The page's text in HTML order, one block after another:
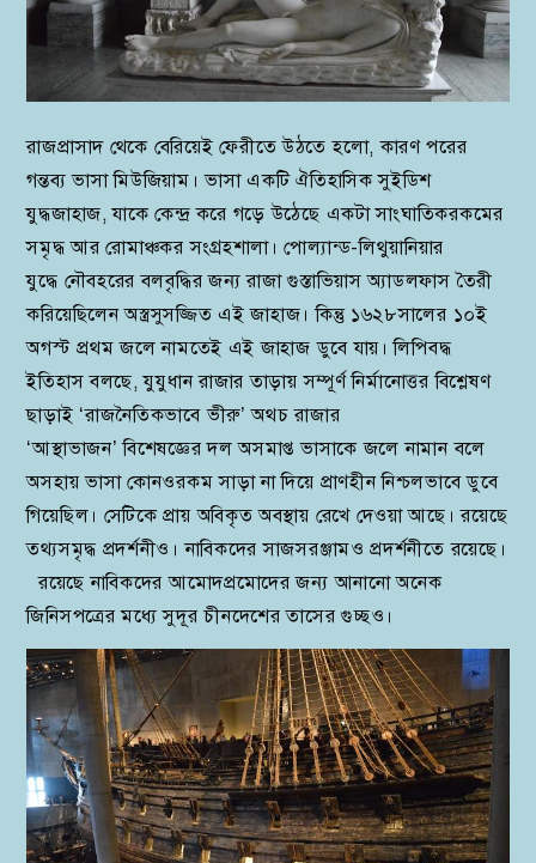
রাজপ্রাসাদ থেকে বেরিয়েই ফেরীতে উঠতে হলো, কারণ পরের
গন্তব্য ভাসা মিউজিয়াম। ভাসা একটি ঐতিহাসিক সুইডিশ
যুদ্ধজাহাজ, যাকে কেন্দ্র করে গড়ে উঠেছে একটা সাংঘাতিকরকমের
সমৃদ্ধ আর রোমাঞ্চকর সংগ্রহশালা। পোল্যান্ড-লিথুয়ানিয়ার
যুদ্ধে নৌবহরের বলবৃদ্ধির জন্য রাজা গুস্তাভিয়াস অ্যাডলফাস তৈরী
করিয়েছিলেন অস্ত্রসুসজ্জিত এই জাহাজ। কিন্তু ১৬২৮সালের ১০ই
অগস্ট প্রথম জলে নামতেই এই জাহাজ ডুবে যায়। লিপিবদ্ধ
ইতিহাস বলছে, যুযুধান রাজার তাড়ায় সম্পূর্ণ নির্মানোত্তর বিশ্লেষণ
ছাড়াই ‘রাজনৈতিকভাবে ভীরু’ অথচ রাজার
‘আস্থাভাজন’ বিশেষজ্ঞের দল অসমাপ্ত ভাসাকে জলে নামান বলে
অসহায় ভাসা কোনওরকম সাড়া না দিয়ে প্রাণহীন নিশ্চলভাবে ডুবে
গিয়েছিল। সেটিকে প্রায় অবিকৃত অবস্থায় রেখে দেওয়া আছে। রয়েছে
তথ্যসমৃদ্ধ প্রদর্শনীও। নাবিকদের সাজসরঞ্জামও প্রদর্শনীতে রয়েছে।
রয়েছে নাবিকদের আমোদপ্রমোদের জন্য আনানো অনেক
জিনিসপত্রের মধ্যে সুদূর চীনদেশের তাসের গুচ্ছও।